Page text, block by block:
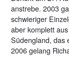
anstrebe. 2003
schwieriger
aber komplett
Südengland, das
2006 gelang